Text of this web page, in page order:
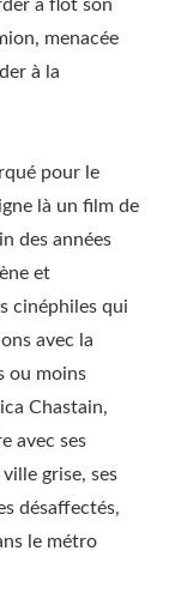
à flot son
menacée
à la
pour le
là un film de
des années
et
cinéphiles qui
avec la
ou moins
Chastain,
avec ses
grise, ses
désaffectés,
le métro